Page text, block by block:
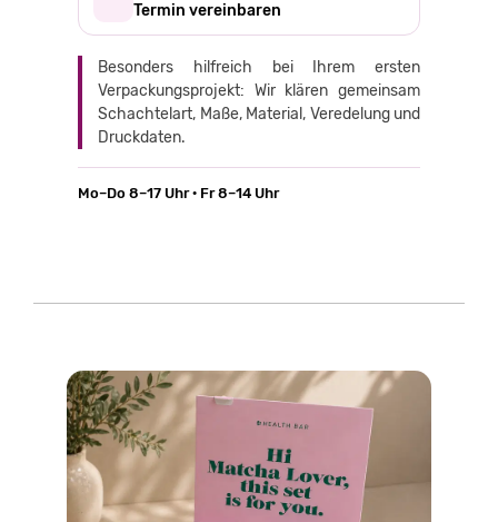
Termin vereinbaren
Besonders hilfreich bei Ihrem ersten
Verpackungsprojekt: Wir klären gemeinsam
Schachtelart, Maße, Material, Veredelung und
Druckdaten.
Mo–Do 8–17 Uhr · Fr 8–14 Uhr